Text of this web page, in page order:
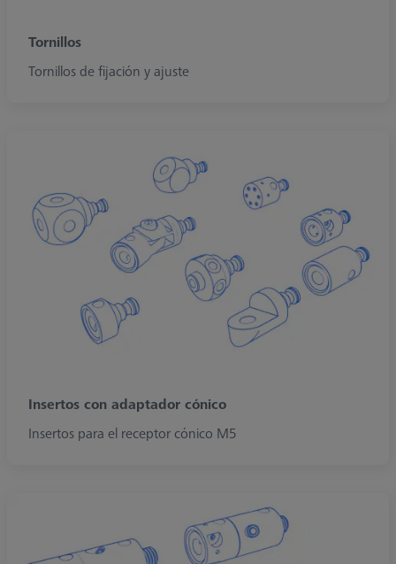
Tornillos
Tornillos de fijación y ajuste
Insertos con adaptador cónico
Insertos para el receptor cónico M5